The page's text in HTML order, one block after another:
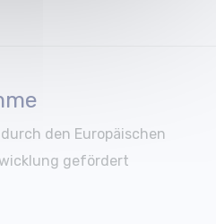
den Europäischen
gefördert